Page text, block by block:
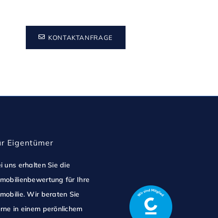
KONTAKTANFRAGE
Eigentümer
uns erhalten Sie die
für Ihre
Wir beraten Sie
in einem perönlichem